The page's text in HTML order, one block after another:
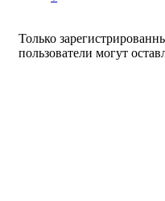
Только
пользователи могут